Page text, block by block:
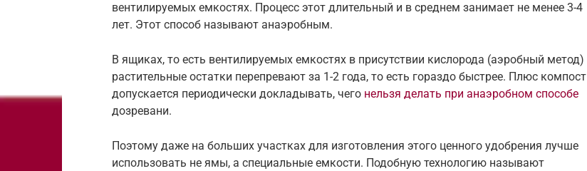
вентилируемых емкостях. Процесс этот длительный и в среднем занимает не менее 3-4
лет. Этот способ называют анаэробным.
В ящиках, то есть вентилируемых емкостях в присутствии кислорода (аэробный метод)
растительные остатки перепревают за 1-2 года, то есть гораздо быстрее. Плюс компост
допускается периодически докладывать, чего нельзя делать при анаэробном способе
дозревани.
Поэтому даже на больших участках для изготовления этого ценного удобрения лучше
использовать не ямы, а специальные емкости. Подобную технологию называют